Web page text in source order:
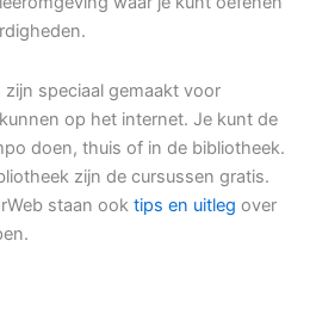
zijn speciaal gemaakt voor
op het internet. Je kunt de
doen, thuis of in de bibliotheek.
zijn de cursussen gratis.
staan ook tips en uitleg over